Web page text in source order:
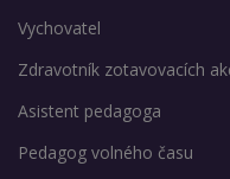
Vychovatel
Zdravotník zotavovacích
Asistent pedagoga
Pedagog volného času